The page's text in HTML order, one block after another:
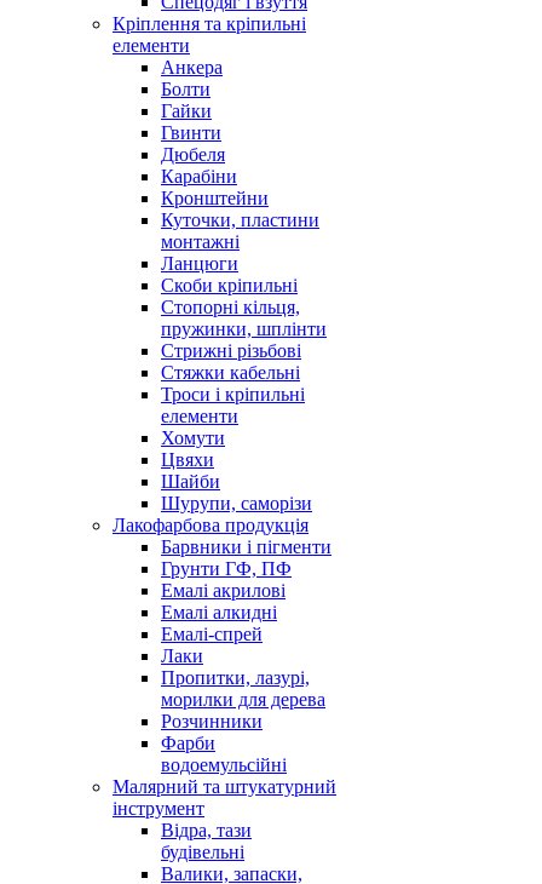
Кріплення та кріпильні
елементи
Анкера
Болти
Гайки
Гвинти
Дюбеля
Карабіни
Кронштейни
Куточки, пластини
монтажні
Ланцюги
Скоби кріпильні
Стопорні кільця,
пружинки, шплінти
Стрижні різьбові
Стяжки кабельні
Троси і кріпильні
елементи
Хомути
Цвяхи
Шайби
Шурупи, саморізи
Лакофарбова продукція
Барвники і пігменти
Грунти ГФ, ПФ
Емалі акрилові
Емалі алкидні
Емалі-спрей
Лаки
Пропитки, лазурі,
морилки для дерева
Розчинники
Фарби
водоемульсійні
Малярний та штукатурний
інструмент
Відра, тази
будівельні
Валики, запаски,